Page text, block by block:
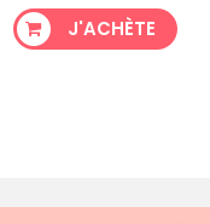
J'ACHÈTE